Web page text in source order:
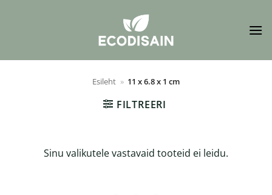
Esileht » 11 x 6.8 x 1 cm
FILTREERI
Sinu valikutele vastavaid tooteid ei leidu.